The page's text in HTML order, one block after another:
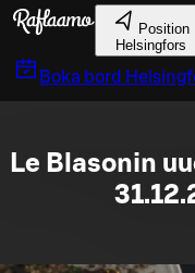
Gå till huvudinnehållet
Position
Helsingfors
Boka bord
Le Blasonin